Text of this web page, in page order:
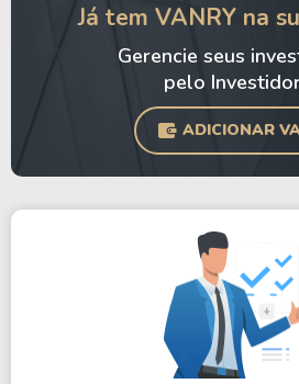
Já tem VANRY na
Gerencie seus
pelo
ADICIONAR